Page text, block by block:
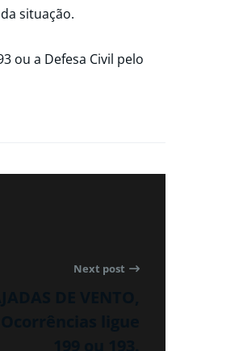
situação.
ou a Defesa Civil pelo
Next post